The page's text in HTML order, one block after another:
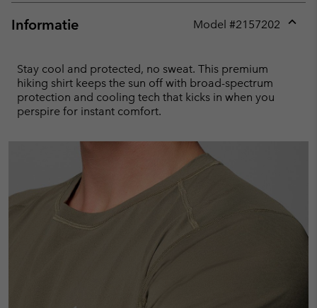
Informatie Model #2157202
Stay cool and protected, no sweat. This premium
hiking shirt keeps the sun off with broad-spectrum
protection and cooling tech that kicks in when you
perspire for instant comfort.